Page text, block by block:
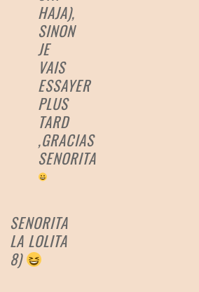
HAJA),
SINON
JE
VAIS
ESSAYER
PLUS
TARD
,GRACIAS
SENORITA
SENORITA
LA LOLITA
8)